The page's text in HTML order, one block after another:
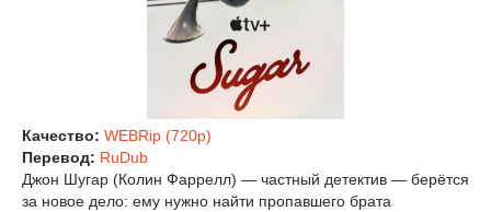
Качество: WEBRip (720p)
Перевод: RuDub
Джон Шугар (Колин Фаррелл) — частный детектив — берётся
за новое дело: ему нужно найти пропавшего брата